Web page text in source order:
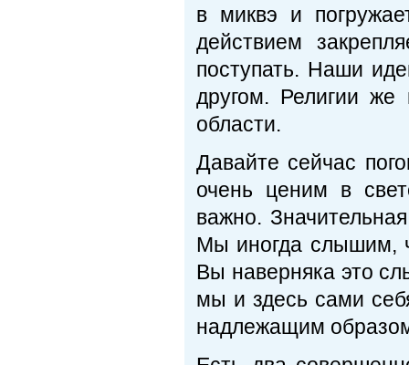
в миквэ и
действием
поступать. Наши
другом. Религии же
области.
Давайте сейчас
очень ценим в
важно.
Мы иногда слышим,
Вы наверняка это
мы и здесь сами
надлежащим образом